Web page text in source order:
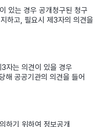
있는 경우 공개청구된 청구
지하고, 필요시 제3자의 의견을
자는 의견이 있을 경우
해 공공기관의 의견을 들어
하기 위하여 정보공개